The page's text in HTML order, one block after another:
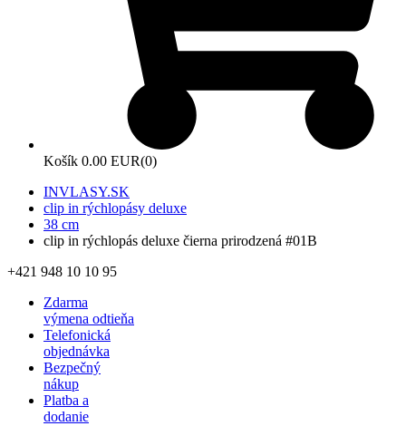
Košík 0.00 EUR(0)
INVLASY.SK
clip in rýchlopásy deluxe
38 cm
clip in rýchlopás deluxe čierna prirodzená #01B
+421 948 10 10 95
Zdarma
výmena odtieňa
Telefonická
objednávka
Bezpečný
nákup
Platba a
dodanie